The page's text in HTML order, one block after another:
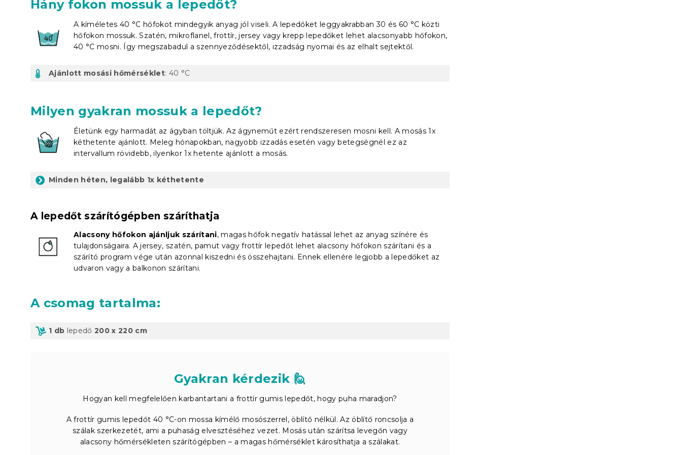
Hány fokon mossuk a lepedőt?
A kíméletes 40 °C hőfokot mindegyik anyag jól viseli. A lepedőket leggyakrabban 30 és 60 °C közti
hőfokon mossuk. Szatén, mikroflanel, frottír, jersey vagy krepp lepedőket lehet alacsonyabb hőfokon,
40 °C mosni. Így megszabadul a szennyeződésektől, izzadság nyomai és az elhalt sejtektől.
Ajánlott mosási hőmérséklet: 40 °C
Milyen gyakran mossuk a lepedőt?
Életünk egy harmadát az ágyban töltjük. Az ágyneműt ezért rendszeresen mosni kell. A mosás 1x
kéthetente ajánlott. Meleg hónapokban, nagyobb izzadás esetén vagy betegségnél ez az
intervallum rövidebb, ilyenkor 1x hetente ajánlott a mosás.
Minden héten, legalább 1x kéthetente
A lepedőt szárítógépben száríthatja
Alacsony hőfokon ajánljuk szárítani, magas hőfok negatív hatással lehet az anyag színére és
tulajdonságaira. A jersey, szatén, pamut vagy frottír lepedőt lehet alacsony hőfokon szárítani és a
szárító program vége után azonnal kiszedni és összehajtani. Ennek ellenére legjobb a lepedőket az
udvaron vagy a balkonon szárítani.
A csomag tartalma:
1 db lepedő200 x 220 cm
Gyakran kérdezik 🙋
Hogyan kell megfelelően karbantartani a frottír gumis lepedőt, hogy puha maradjon?
A frottír gumis lepedőt 40 °C-on mossa kímélő mosószerrel, öblítő nélkül. Az öblítő roncsolja a
szálak szerkezetét, ami a puhaság elvesztéséhez vezet. Mosás után szárítsa levegőn vagy
alacsony hőmérsékleten szárítógépben – a magas hőmérséklet károsíthatja a szálakat.